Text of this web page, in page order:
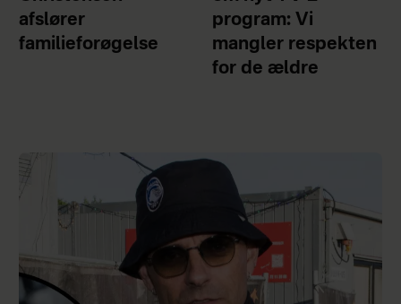
afslører
familieforøgelse
program: Vi
mangler respekten
for de ældre